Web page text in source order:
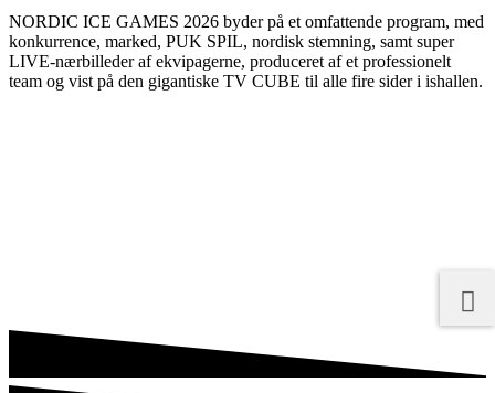
NORDIC ICE GAMES 2026 byder på et omfattende program, med
konkurrence, marked, PUK SPIL, nordisk stemning, samt super
LIVE-nærbilleder af ekvipagerne, produceret af et professionelt
team og vist på den gigantiske TV CUBE til alle fire sider i ishallen.